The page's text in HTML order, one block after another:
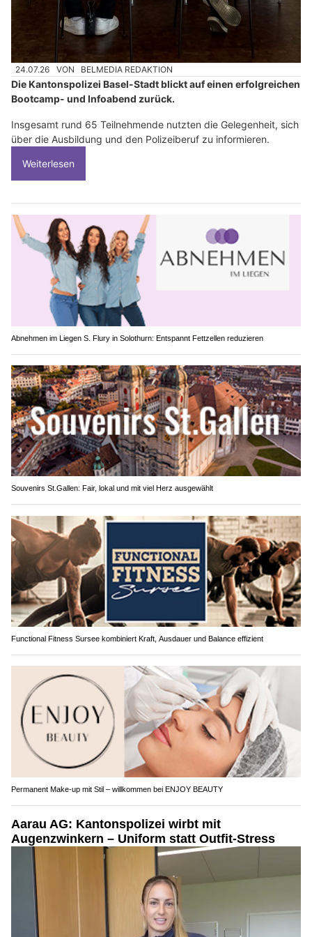
24.07.26 VON BELMEDIA REDAKTION
Die Kantonspolizei Basel-Stadt blickt auf einen erfolgreichen
Bootcamp- und Infoabend zurück.
Insgesamt rund 65 Teilnehmende nutzten die Gelegenheit, sich
über die Ausbildung und den Polizeiberuf zu informieren.
Weiterlesen
Abnehmen im Liegen S. Flury in Solothurn: Entspannt Fettzellen reduzieren
Souvenirs St.Gallen: Fair, lokal und mit viel Herz ausgewählt
Functional Fitness Sursee kombiniert Kraft, Ausdauer und Balance effizient
Permanent Make-up mit Stil – willkommen bei ENJOY BEAUTY
Aarau AG: Kantonspolizei wirbt mit
Augenzwinkern – Uniform statt Outfit-Stress